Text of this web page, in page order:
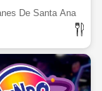
De Santa Ana